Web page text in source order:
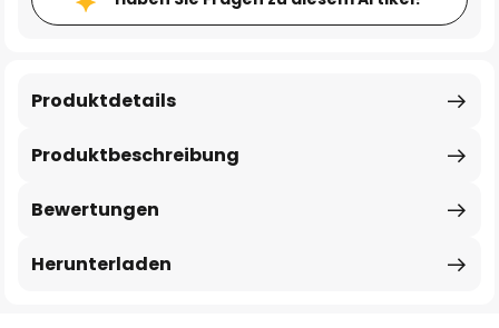
Produktbeschreibung
Produktdetails
Bewertungen
Herunterladen